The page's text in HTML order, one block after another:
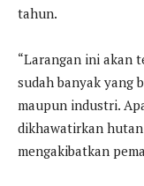
tahun.
“Larangan ini akan
sudah banyak yang
maupun industri.
dikhawatirkan
mengakibatkan